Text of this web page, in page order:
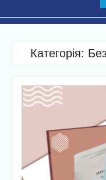
Категорія: